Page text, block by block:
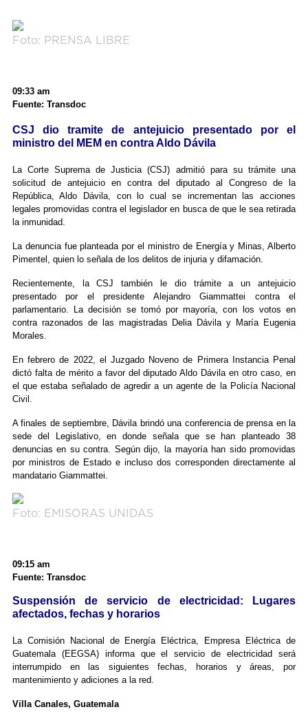
Foto: PRENSA LIBRE
09:33 am
Fuente: Transdoc
CSJ dio tramite de antejuicio presentado por el
ministro del MEM en contra Aldo Dávila
La Corte Suprema de Justicia (CSJ) admitió para su trámite una
solicitud de antejuicio en contra del diputado al Congreso de la
República, Aldo Dávila, con lo cual se incrementan las acciones
legales promovidas contra el legislador en busca de que le sea retirada
la inmunidad.
La denuncia fue planteada por el ministro de Energía y Minas, Alberto
Pimentel, quien lo señala de los delitos de injuria y difamación.
Recientemente, la CSJ también le dio trámite a un antejuicio
presentado por el presidente Alejandro Giammattei contra el
parlamentario. La decisión se tomó por mayoría, con los votos en
contra razonados de las magistradas Delia Dávila y María Eugenia
Morales.
En febrero de 2022, el Juzgado Noveno de Primera Instancia Penal
dictó falta de mérito a favor del diputado Aldo Dávila en otro caso, en
el que estaba señalado de agredir a un agente de la Policía Nacional
Civil.
A finales de septiembre, Dávila brindó una conferencia de prensa en la
sede del Legislativo, en donde señala que se han planteado 38
denuncias en su contra. Según dijo, la mayoría han sido promovidas
por ministros de Estado e incluso dos corresponden directamente al
mandatario Giammattei.
Foto: EMISORAS UNIDAS
09:15 am
Fuente: Transdoc
Suspensión de servicio de electricidad: Lugares
afectados, fechas y horarios
La Comisión Nacional de Energía Eléctrica, Empresa Eléctrica de
Guatemala (EEGSA) informa que el servicio de electricidad será
interrumpido en las siguientes fechas, horarios y áreas, por
mantenimiento y adiciones a la red.
Villa Canales, Guatemala